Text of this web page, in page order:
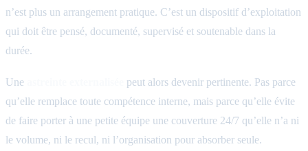
n’est plus un arrangement pratique. C’est un dispositif d’exploitation
qui doit être pensé, documenté, supervisé et soutenable dans la
durée.
Une
peut alors devenir pertinente. Pas parce
qu’elle remplace toute compétence interne, mais parce qu’elle évite
de faire porter à une petite équipe une couverture 24/7 qu’elle n’a ni
le volume, ni le recul, ni l’organisation pour absorber seule.